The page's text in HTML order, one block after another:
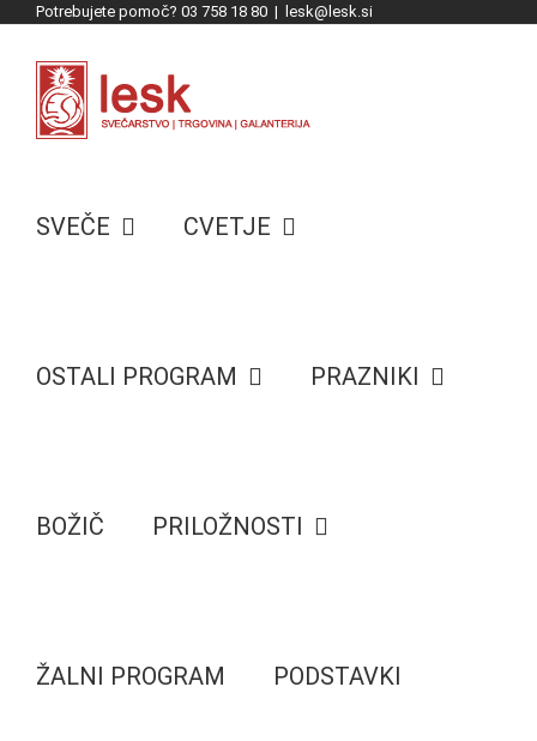
content
Potrebujete pomoč? 03 758 18 80 | lesk@lesk.si
SVEČE CVETJE
OSTALI PROGRAM PRAZNIKI
BOŽIČ PRILOŽNOSTI
ŽALNI PROGRAM PODSTAVKI